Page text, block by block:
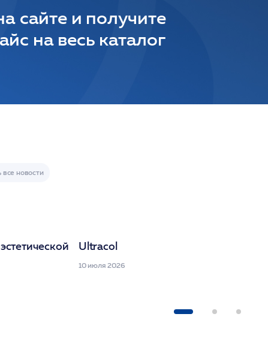
сайте и получите
на весь каталог
Ultracol
10 июля 2026